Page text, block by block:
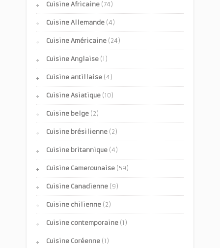
Cuisine Africaine (74)
Cuisine Allemande (4)
Cuisine Américaine (24)
Cuisine Anglaise (1)
Cuisine antillaise (4)
Cuisine Asiatique (10)
Cuisine belge (2)
Cuisine brésilienne (2)
Cuisine britannique (4)
Cuisine Camerounaise (59)
Cuisine Canadienne (9)
Cuisine chilienne (2)
Cuisine contemporaine (1)
Cuisine Coréenne (1)